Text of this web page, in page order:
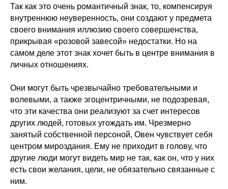
Так как это очень романтичный знак, то, компенсируя
внутреннюю неуверенность, они создают у предмета
своего внимания иллюзию своего совершенства,
прикрывая «розовой завесой» недостатки. Но на
самом деле этот знак хочет быть в центре внимания в
личных отношениях.
Они могут быть чрезвычайно требовательными и
волевыми, а также эгоцентричными, не подозревая,
что эти качества они реализуют за счет интересов
других людей, готовых угождать им. Чрезмерно
занятый собственной персоной, Овен чувствует себя
центром мироздания. Ему не приходит в голову, что
другие люди могут видеть мир не так, как он, что у них
есть свои желания, цели, не обязательно связанные с
ним.